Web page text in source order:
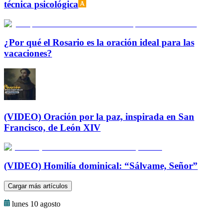
técnica psicológica
¿Por qué el Rosario es la oración ideal para las
vacaciones?
(VIDEO) Oración por la paz, inspirada en San
Francisco, de León XIV
(VIDEO) Homilía dominical: “Sálvame, Señor”
Cargar más artículos
lunes 10 agosto